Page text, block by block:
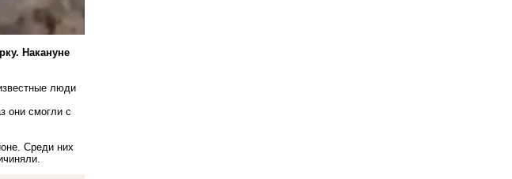
Накануне
люди
они смогли с
Среди них